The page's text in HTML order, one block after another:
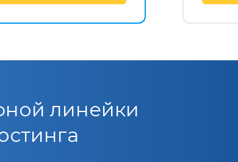
линейки